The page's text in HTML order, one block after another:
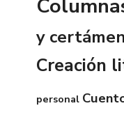
y
Creación
personal